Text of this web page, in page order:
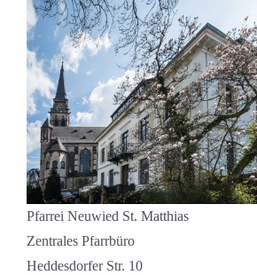
Pfarrei Neuwied St. Matthias
Zentrales Pfarrbüro
Heddesdorfer Str. 10